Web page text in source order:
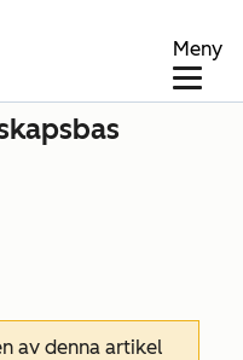
Meny
av denna artikel